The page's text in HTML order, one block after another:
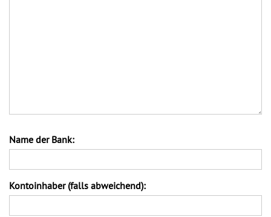
Name der Bank:
Kontoinhaber (falls abweichend):